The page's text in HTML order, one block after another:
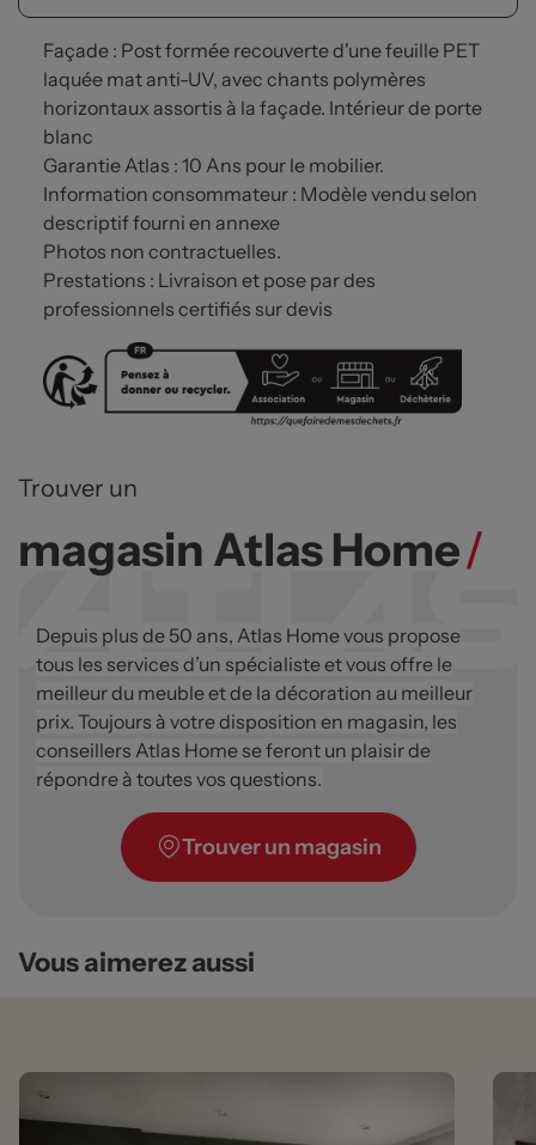
Façade : Post formée recouverte d'une feuille PET
laquée mat anti-UV, avec chants polymères
horizontaux assortis à la façade. Intérieur de porte
blanc
Garantie Atlas : 10 Ans pour le mobilier.
Information consommateur : Modèle vendu selon
descriptif fourni en annexe
Photos non contractuelles.
Prestations : Livraison et pose par des
professionnels certifiés sur devis
Trouver un
magasin Atlas Home/
Depuis plus de 50 ans, Atlas Home vous propose
tous les services d’un spécialiste et vous offre le
meilleur du meuble et de la décoration au meilleur
prix. Toujours à votre disposition en magasin, les
conseillers Atlas Home se feront un plaisir de
répondre à toutes vos questions.
Trouver un magasin
Vous aimerez aussi